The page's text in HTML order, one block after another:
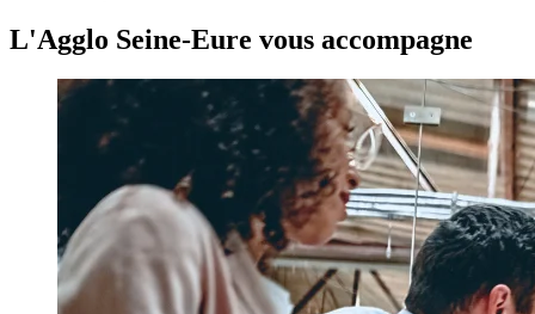
L'Agglo Seine-Eure vous accompagne